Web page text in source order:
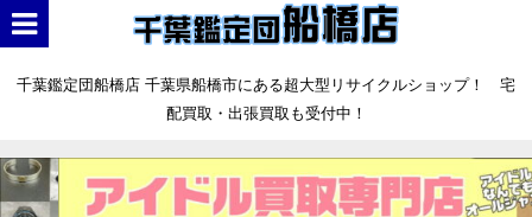
千葉鑑定団船橋店 千葉県船橋市にある超大型リサイクルショップ！ 宅
配買取・出張買取も受付中！